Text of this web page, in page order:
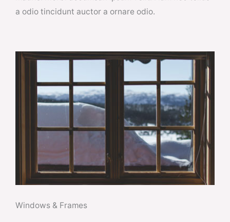
a odio tincidunt auctor a ornare odio.
Windows & Frames